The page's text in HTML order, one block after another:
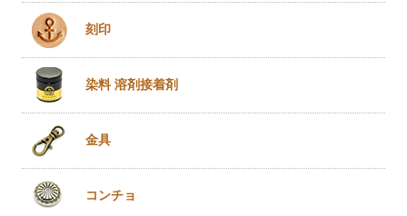
刻印
染料 溶剤接着剤
金具
コンチョ